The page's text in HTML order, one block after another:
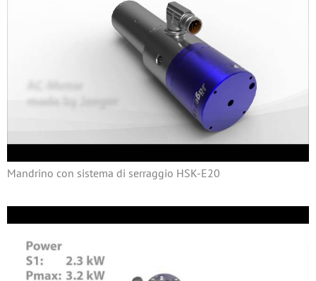
Mandrino con sistema di serraggio HSK-E20